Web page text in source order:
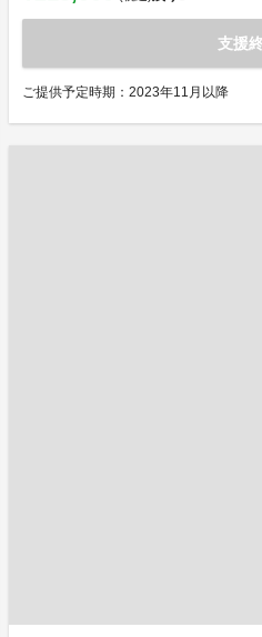
支援
ご提供予定時期：2023年11月以降